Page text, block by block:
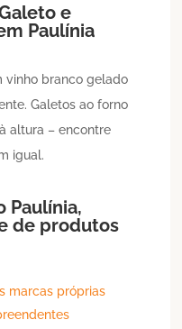
e
Paulínia
vinho branco gelado
Galetos ao forno
altura – encontre
igual.
Paulínia,
de produtos
marcas próprias